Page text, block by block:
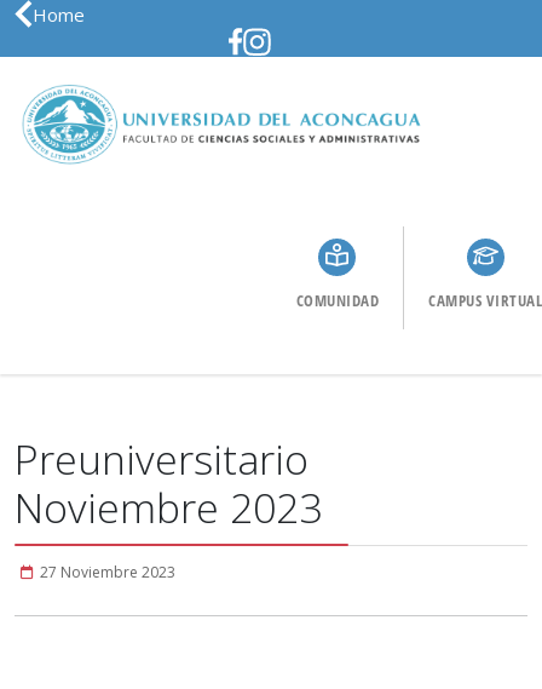
Home
COMUNIDAD CAMPUS VIRTUAL
Preuniversitario
Noviembre 2023
27 Noviembre 2023